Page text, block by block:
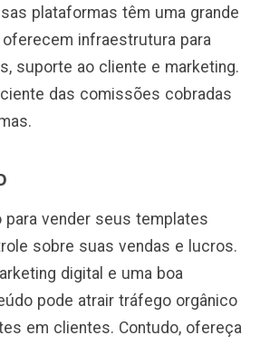
plataformas têm uma grande
infraestrutura para
suporte ao cliente e marketing.
das comissões cobradas
para vender seus templates
sobre suas vendas e lucros.
digital e uma boa
pode atrair tráfego orgânico
em clientes. Contudo, ofereça